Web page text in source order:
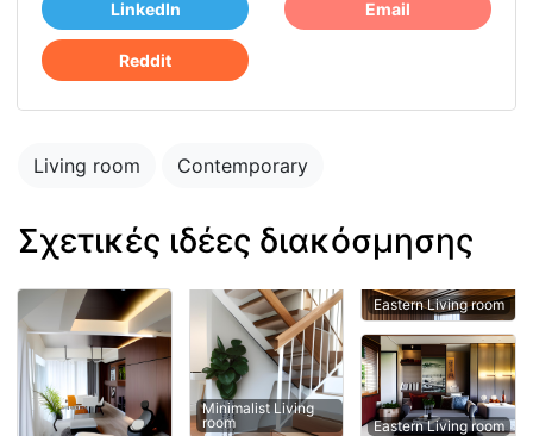
LinkedIn Email
Reddit
Living room Contemporary
Σχετικές ιδέες διακόσμησης
Minimalist Living
room
Eastern Living room
Eastern Living room